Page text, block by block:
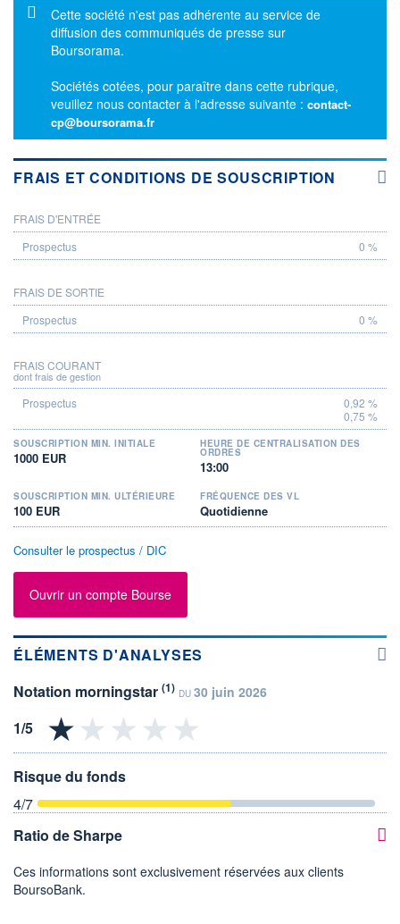
Message d'information
Cette société n'est pas adhérente au service de
diffusion des communiqués de presse sur
Boursorama.
Sociétés cotées, pour paraître dans cette rubrique,
veuillez nous contacter à l'adresse suivante : contact-
cp@boursorama.fr
FRAIS ET CONDITIONS DE SOUSCRIPTION
PROSPECTUS
FRAIS D'ENTRÉE
0 %
FRAIS DE SORTIE
0 %
FRAIS COURANT
dont frais de gestion
0,92 %
0,75 %
SOUSCRIPTION MIN. INITIALE
1000 EUR
HEURE DE CENTRALISATION DES
ORDRES
13:00
SOUSCRIPTION MIN. ULTÉRIEURE
100 EUR
FRÉQUENCE DES VL
Quotidienne
Consulter le prospectus / DIC
Ouvrir un compte Bourse
ÉLÉMENTS D'ANALYSES
Notation morningstar (1) DU 30 juin 2026
Risque du fonds
4/7
Ratio de Sharpe
Ces informations sont exclusivement réservées aux clients
BoursoBank.